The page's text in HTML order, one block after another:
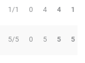
1/1 0 4 4 1
5/5 0 5 5 5